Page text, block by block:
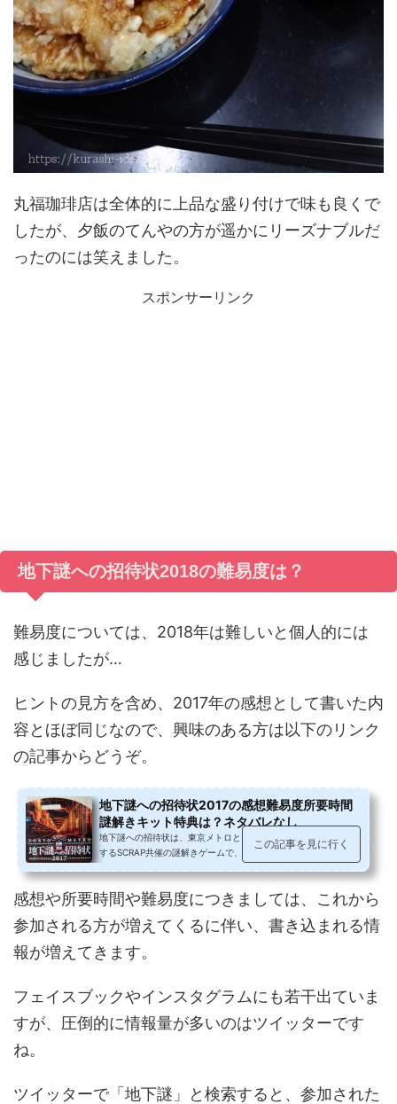
丸福珈琲店は全体的に上品な盛り付けで味も良くで
したが、夕飯のてんやの方が遥かにリーズナブルだ
ったのには笑えました。
スポンサーリンク
地下謎への招待状2018の難易度は？
難易度については、2018年は難しいと個人的には
感じましたが…
ヒントの見方を含め、2017年の感想として書いた内
容とほぼ同じなので、興味のある方は以下のリンク
の記事からどうぞ。
地下謎への招待状2017の感想難易度所要時間
謎解きキット特典は？ネタバレなし
地下謎への招待状は、東京メトロとリアル脱出ゲームを企画運営
するSCRAP共催の謎解きゲームで、謎解きキットを使い、東京メ
この記事を見に行く
感想や所要時間や難易度につきましては、これから
参加される方が増えてくるに伴い、書き込まれる情
報が増えてきます。
フェイスブックやインスタグラムにも若干出ていま
すが、圧倒的に情報量が多いのはツイッターです
ね。
ツイッターで「地下謎」と検索すると、参加された